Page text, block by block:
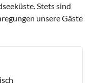
Stets sind
unsere Gäste